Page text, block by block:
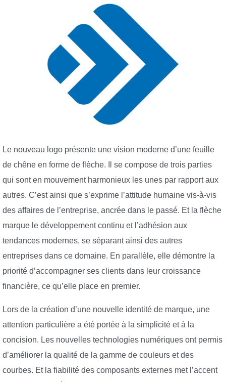
Le nouveau logo présente une vision moderne d’une feuille
de chêne en forme de flèche. Il se compose de trois parties
qui sont en mouvement harmonieux les unes par rapport aux
autres. C’est ainsi que s’exprime l’attitude humaine vis-à-vis
des affaires de l’entreprise, ancrée dans le passé. Et la flèche
marque le développement continu et l’adhésion aux
tendances modernes, se séparant ainsi des autres
entreprises dans ce domaine. En parallèle, elle démontre la
priorité d’accompagner ses clients dans leur croissance
financière, ce qu’elle place en premier.
Lors de la création d’une nouvelle identité de marque, une
attention particulière a été portée à la simplicité et à la
concision. Les nouvelles technologies numériques ont permis
d’améliorer la qualité de la gamme de couleurs et des
courbes. Et la fiabilité des composants externes met l’accent